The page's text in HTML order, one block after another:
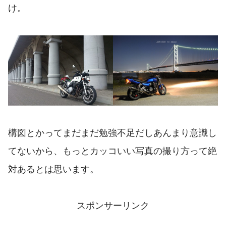
け。
構図とかってまだまだ勉強不足だしあんまり意識し
てないから、もっとカッコいい写真の撮り方って絶
対あるとは思います。
スポンサーリンク